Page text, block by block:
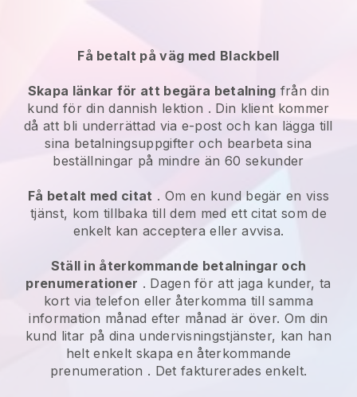
Få betalt på väg med Blackbell
Skapa länkar för att begära betalning från din
kund för dindannish lektion . Din klient kommer
då att bli underrättad via e-post och kan lägga till
sina betalningsuppgifter och bearbeta sina
beställningar på mindre än 60 sekunder
Få betalt med citat . Om en kund begär en viss
tjänst, kom tillbaka till dem med ett citat som de
enkelt kan acceptera eller avvisa.
Ställ in återkommande betalningar och
prenumerationer . Dagen för att jaga kunder, ta
kort via telefon eller återkomma till samma
information månad efter månad är över. Om din
kund litar på dina undervisningstjänster, kan han
helt enkelt skapa en återkommande
prenumeration . Det fakturerades enkelt.